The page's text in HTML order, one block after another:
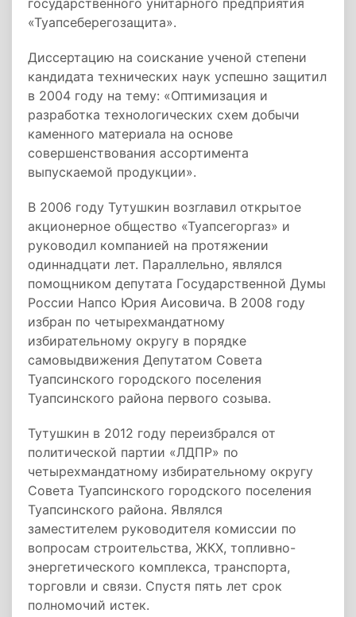
государственного унитарного предприятия
«Туапсеберегозащита».
Диссертацию на соискание ученой степени
кандидата технических наук успешно защитил
в 2004 году на тему: «Оптимизация и
разработка технологических схем добычи
каменного материала на основе
совершенствования ассортимента
выпускаемой продукции».
В 2006 году Тутушкин возглавил открытое
акционерное общество «Туапсегоргаз» и
руководил компанией на протяжении
одиннадцати лет. Параллельно, являлся
помощником депутата Государственной Думы
России Напсо Юрия Аисовича. В 2008 году
избран по четырехмандатному
избирательному округу в порядке
самовыдвижения Депутатом Совета
Туапсинского городского поселения
Туапсинского района первого созыва.
Тутушкин в 2012 году переизбрался от
политической партии «ЛДПР» по
четырехмандатному избирательному округу
Совета Туапсинского городского поселения
Туапсинского района. Являлся
заместителем руководителя комиссии по
вопросам строительства, ЖКХ, топливно-
энергетического комплекса, транспорта,
торговли и связи. Спустя пять лет срок
полномочий истек.